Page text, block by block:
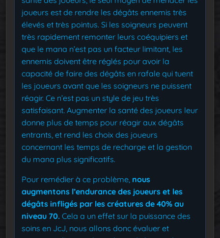
joueurs est de rendre les dégâts ennemis très
élevés et très pointus. Si les soigneurs peuvent
très rapidement remonter leurs coéquipiers et
que le mana n’est pas un facteur limitant, les
ennemis doivent être réglés pour avoir la
capacité de faire des dégâts en rafale qui tuent
les joueurs avant que les soigneurs ne puissent
réagir. Ce n’est pas un style de jeu très
satisfaisant. Augmenter la santé des joueurs leur
donne plus de temps pour réagir aux dégâts
entrants, et rend les choix des joueurs
concernant les temps de recharge et la gestion
du mana plus significatifs.
Pour remédier à ce problème, nous
augmentons l’endurance des joueurs et les
dégâts infligés par les créatures de 40% au
niveau 70. Cela a un effet sur la puissance des
soins en JcJ, nous allons donc évaluer et